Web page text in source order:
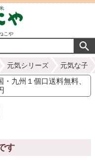
こや
元気シリーズ 元気な子
・九州１個口送料無料、
す